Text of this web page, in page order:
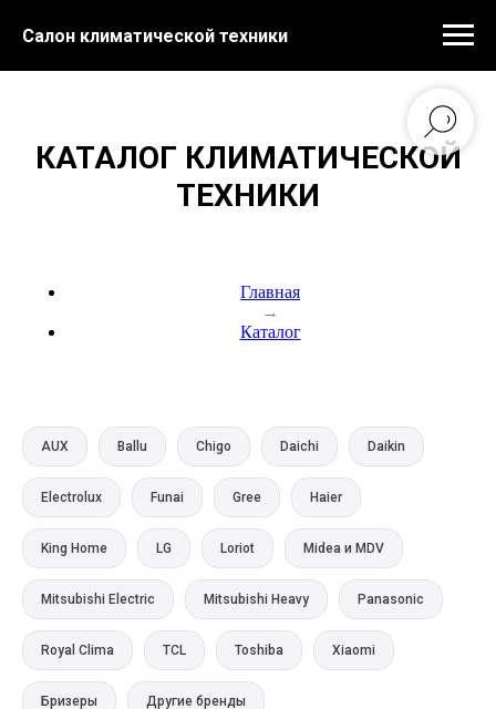
Салон климатической техники
КАТАЛОГ КЛИМАТИЧЕСКОЙ
ТЕХНИКИ
Главная
→
Каталог
AUX Ballu Chigo Daichi Daikin
Electrolux Funai Gree Haier
King Home LG Loriot Midea и MDV
Mitsubishi Electric Mitsubishi Heavy Panasonic
Royal Clima TCL Toshiba Xiaomi
Бризеры Другие бренды